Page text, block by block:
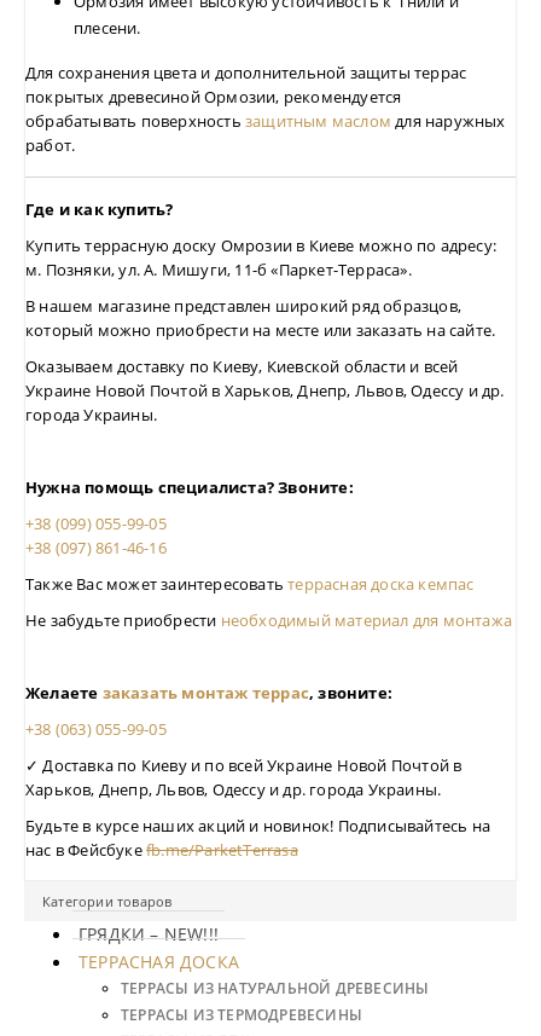
плесени.
Для сохранения цвета и дополнительной защиты террас
покрытых древесиной Ормозии, рекомендуется
обрабатывать поверхность защитным маслом для наружных
работ.
Где и как купить?
Купить террасную доску Омрозии в Киеве можно по адресу:
м. Позняки, ул. А. Мишуги, 11-б «Паркет-Терраса».
В нашем магазине представлен широкий ряд образцов,
который можно приобрести на месте или заказать на сайте.
Оказываем доставку по Киеву, Киевской области и всей
Украине Новой Почтой в Харьков, Днепр, Львов, Одессу и др.
города Украины.
Нужна помощь специалиста? Звоните:
+38 (099) 055-99-05
+38 (097) 861-46-16
Также Вас может заинтересоватьтеррасная доска кемпас
Не забудьте приобрести необходимый материал для монтажа
Желаете заказать монтаж террас, звоните:
+38 (063) 055-99-05
✓ Доставка по Киеву и по всей Украине Новой Почтой в
Харьков, Днепр, Львов, Одессу и др. города Украины.
Будьте в курсе наших акций и новинок! Подписывайтесь на
нас в Фейсбукеfb.me/ParketTerrasa
Категории товаров
ГРЯДКИ – NEW!!!
ТЕРРАСНАЯ ДОСКА
ТЕРРАСЫ ИЗ НАТУРАЛЬНОЙ ДРЕВЕСИНЫ
ТЕРРАСЫ ИЗ ТЕРМОДРЕВЕСИНЫ